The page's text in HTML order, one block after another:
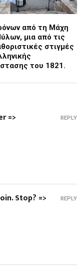
από τη Μάχη
μια από τις
στιγμές
του 1821.
=> REPLY
Stop? => REPLY